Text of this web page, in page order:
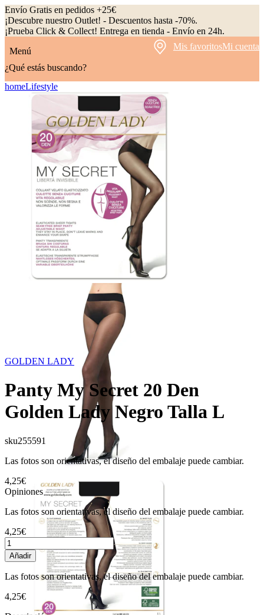
Envío Gratis en pedidos +25€
¡Descubre nuestro Outlet! - Descuentos hasta -70%.
¡Prueba Click & Collect! Entrega en tienda - Envío en 24h.
Menú
Mis favoritosMi cuenta
¿Qué estás buscando?
homeLifestyle
GOLDEN LADY
Panty My Secret 20 Den
Golden Lady Negro Talla L
sku255591
Las fotos son orientativas, el diseño del embalaje puede cambiar.
4,25€
Opiniones
Las fotos son orientativas, el diseño del embalaje puede cambiar.
4,25€
Añadir
Las fotos son orientativas, el diseño del embalaje puede cambiar.
4,25€